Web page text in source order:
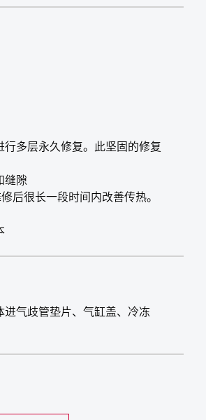
多层永久修复。此坚固的修复
缝隙
后很长一段时间内改善传热。
气歧管垫片、气缸盖、冷冻